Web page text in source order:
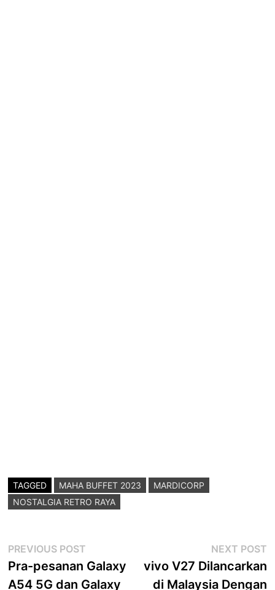
TAGGED MAHA BUFFET 2023
MARDICORP
NOSTALGIA RETRO RAYA
Post
navigation
PREVIOUS POST
post:
Pra-pesanan Galaxy
A54 5G dan Galaxy
NEXT POST
vivo V27 Dilancarkan
di Malaysia Dengan